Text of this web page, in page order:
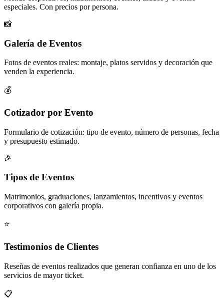
especiales. Con precios por persona.
📸
Galería de Eventos
Fotos de eventos reales: montaje, platos servidos y decoración que
venden la experiencia.
💰
Cotizador por Evento
Formulario de cotización: tipo de evento, número de personas, fecha
y presupuesto estimado.
🎉
Tipos de Eventos
Matrimonios, graduaciones, lanzamientos, incentivos y eventos
corporativos con galería propia.
⭐
Testimonios de Clientes
Reseñas de eventos realizados que generan confianza en uno de los
servicios de mayor ticket.
📋